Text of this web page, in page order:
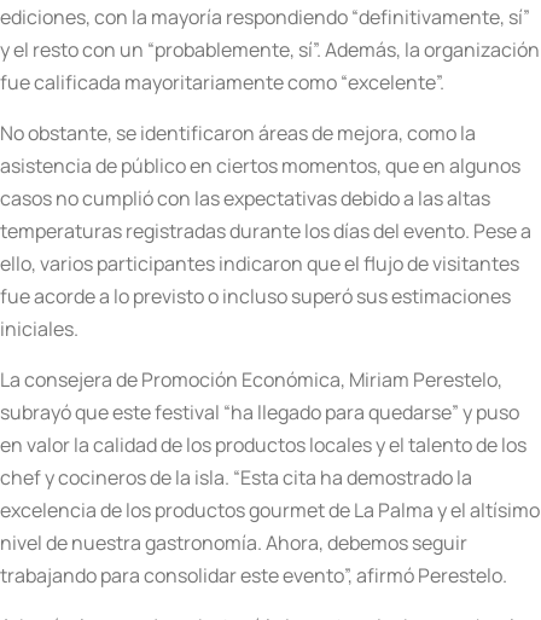
ediciones, con la mayoría respondiendo “definitivamente, sí”
y el resto con un “probablemente, sí”. Además, la organización
fue calificada mayoritariamente como “excelente”.
No obstante, se identificaron áreas de mejora, como la
asistencia de público en ciertos momentos, que en algunos
casos no cumplió con las expectativas debido a las altas
temperaturas registradas durante los días del evento. Pese a
ello, varios participantes indicaron que el flujo de visitantes
fue acorde a lo previsto o incluso superó sus estimaciones
iniciales.
La consejera de Promoción Económica, Miriam Perestelo,
subrayó que este festival “ha llegado para quedarse” y puso
en valor la calidad de los productos locales y el talento de los
chef y cocineros de la isla. “Esta cita ha demostrado la
excelencia de los productos gourmet de La Palma y el altísimo
nivel de nuestra gastronomía. Ahora, debemos seguir
trabajando para consolidar este evento”, afirmó Perestelo.